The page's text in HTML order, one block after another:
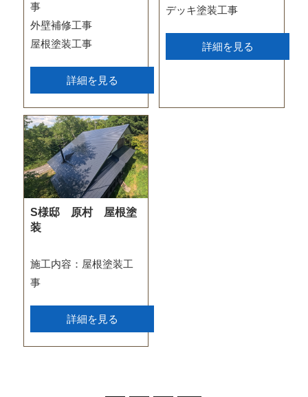
事
外壁補修工事
屋根塗装工事
詳細を見る
デッキ塗装工事
詳細を見る
S様邸 原村 屋根塗
装
施工内容：屋根塗装工
事
詳細を見る